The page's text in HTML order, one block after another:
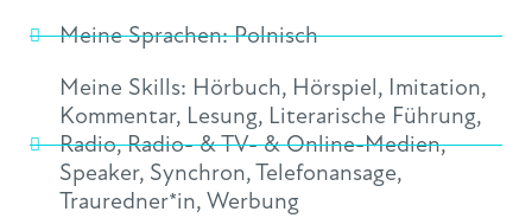
Meine Sprachen:Polnisch
Meine Skills: Hörbuch, Hörspiel, Imitation,
Kommentar, Lesung, Literarische Führung,
Radio,Radio- & TV- & Online-Medien,
Speaker, Synchron,Telefonansage,
Trauredner*in, Werbung